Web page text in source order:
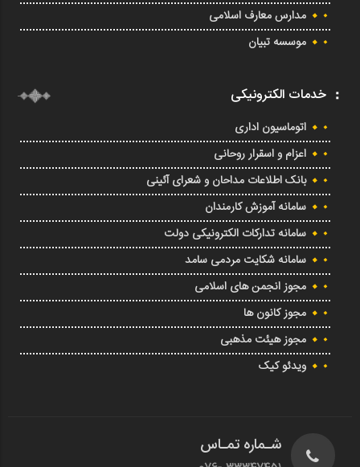
مدارس معارف اسلامی
موسسه تبیان
خدمات الکترونیکی
اتوماسیون اداری
اعزام و اسقرار روحانی
بانک اطلاعات مداحان و شعرای آئینی
سامانه آموزش کارمندان
سامانه تدارکات الکترونیکی دولت
سامانه شکایت مردمی سامد
مجوز انجمن های اسلامی
مجوز کانون ها
مجوز هیئت مذهبی
ویدئو کیک
شـماره تمـاس